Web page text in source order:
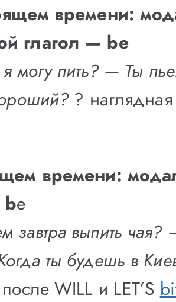
времени:
глагол — be
я могу пить? — Ты
?
времени:
be
завтра выпить
ты будешь в
WILL и LET’S